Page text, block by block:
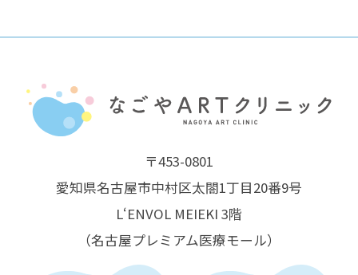
〒453-0801
愛知県名古屋市中村区太閤1丁目20番9号
L‘ENVOL MEIEKI 3階
（名古屋プレミアム医療モール）